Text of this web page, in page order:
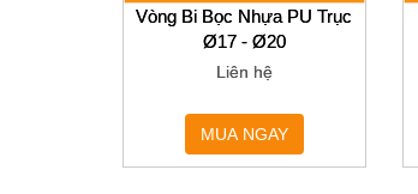
Vòng Bi Bọc Nhựa PU Trục
Ø17 - Ø20
Liên hệ
MUA NGAY